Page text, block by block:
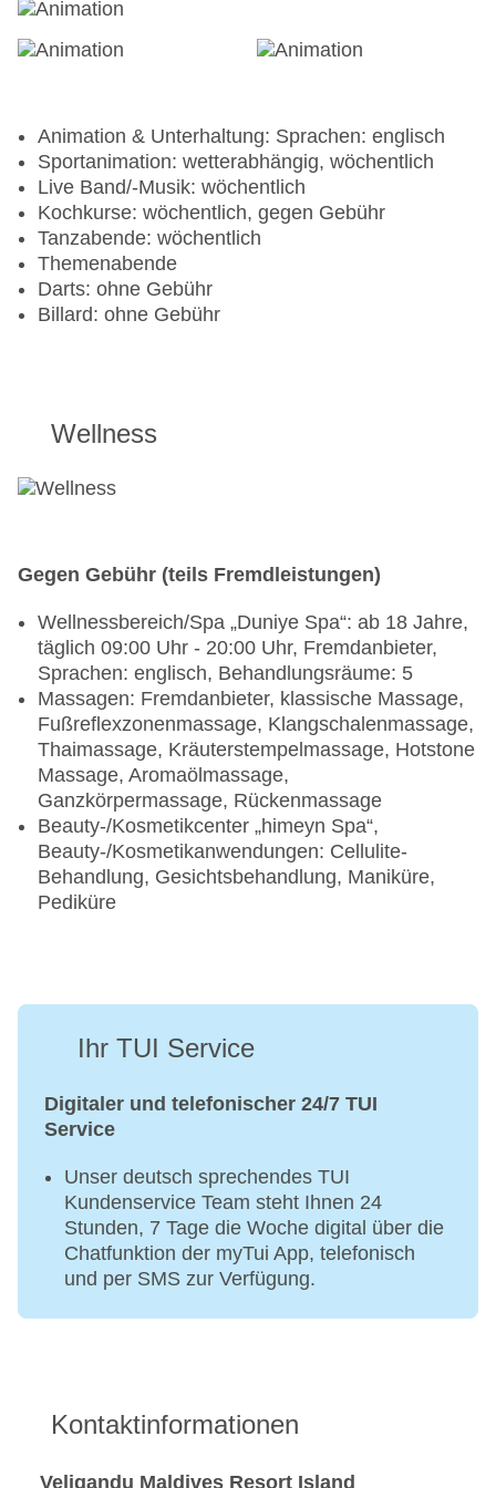
Animation & Unterhaltung: Sprachen: englisch
Sportanimation: wetterabhängig, wöchentlich
Live Band/-Musik: wöchentlich
Kochkurse: wöchentlich, gegen Gebühr
Tanzabende: wöchentlich
Themenabende
Darts: ohne Gebühr
Billard: ohne Gebühr
Wellness
Gegen Gebühr (teils Fremdleistungen)
Wellnessbereich/Spa „Duniye Spa“: ab 18 Jahre,
täglich 09:00 Uhr - 20:00 Uhr, Fremdanbieter,
Sprachen: englisch, Behandlungsräume: 5
Massagen: Fremdanbieter, klassische Massage,
Fußreflexzonenmassage, Klangschalenmassage,
Thaimassage, Kräuterstempelmassage, Hotstone
Massage, Aromaölmassage,
Ganzkörpermassage, Rückenmassage
Beauty-/Kosmetikcenter „himeyn Spa“,
Beauty-/Kosmetikanwendungen: Cellulite-
Behandlung, Gesichtsbehandlung, Maniküre,
Pediküre
Ihr TUI Service
Digitaler und telefonischer 24/7 TUI
Service
Unser deutsch sprechendes TUI
Kundenservice Team steht Ihnen 24
Stunden, 7 Tage die Woche digital über die
Chatfunktion der myTui App, telefonisch
und per SMS zur Verfügung.
Kontaktinformationen
Veligandu Maldives Resort Island